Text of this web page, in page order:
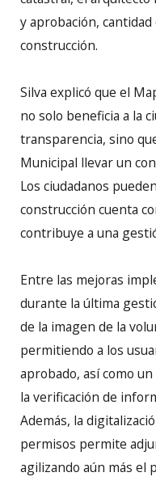
y aprobación,
construcción.
Silva explicó que el
no solo beneficia a la
transparencia, sino
Municipal llevar un
Los ciudadanos
construcción cuenta
contribuye a una
Entre las mejoras
durante la última
de la imagen de la
permitiendo a los
aprobado, así como
la verificación de
Además, la
permisos permite
agilizando aún más el